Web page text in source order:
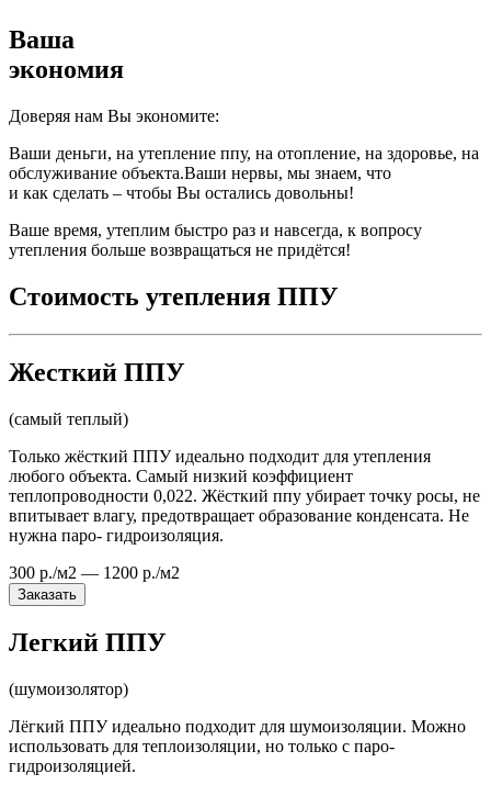
Ваша
экономия
Доверяя нам Вы экономите:
Ваши деньги, на утепление ппу, на отопление, на здоровье, на
обслуживание объекта.Ваши нервы, мы знаем, что
и как сделать – чтобы Вы остались довольны!
Ваше время, утеплим быстро раз и навсегда, к вопросу
утепления больше возвращаться не придётся!
Стоимость утепления ППУ
Жесткий ППУ
(самый теплый)
Только жёсткий ППУ идеально подходит для утепления
любого объекта. Самый низкий коэффициент
теплопроводности 0,022. Жёсткий ппу убирает точку росы, не
впитывает влагу, предотвращает образование конденсата. Не
нужна паро- гидроизоляция.
300 р./м2 — 1200 р./м2
Заказать
Легкий ППУ
(шумоизолятор)
Лёгкий ППУ идеально подходит для шумоизоляции. Можно
использовать для теплоизоляции, но только с паро-
гидроизоляцией.